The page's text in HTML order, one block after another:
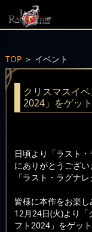
TOP＞ イベント
クリスマスイ
2024」をゲッ
日頃より「ラスト
にありがとうござい
「ラスト・ラグナ
皆様に本作をお楽し
12月24日(火)より
フト2024」をゲッ